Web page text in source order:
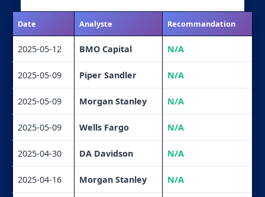
Date Analyste Recommandation
2025-05-12 BMO Capital N/A
2025-05-09 Piper Sandler N/A
2025-05-09 Morgan Stanley N/A
2025-05-09 Wells Fargo N/A
2025-04-30 DA Davidson N/A
2025-04-16 Morgan Stanley N/A